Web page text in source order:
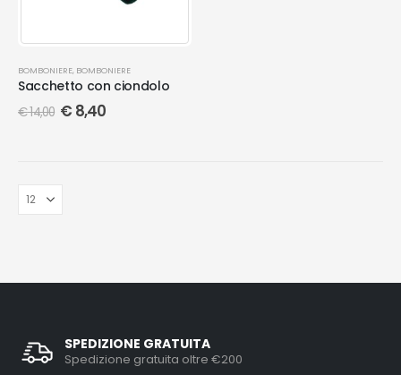
BOMBONIERE, BOMBONIERE
Sacchetto con ciondolo
€14,00 € 8,40
SPEDIZIONE GRATUITA
Spedizione gratuita oltre €200